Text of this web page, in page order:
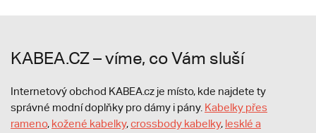
KABEA.CZ – víme, co Vám sluší
Internetový obchod KABEA.cz je místo, kde najdete ty
správné modní doplňky pro dámy i pány. Kabelky přes
rameno, kožené kabelky,crossbody kabelky, lesklé a